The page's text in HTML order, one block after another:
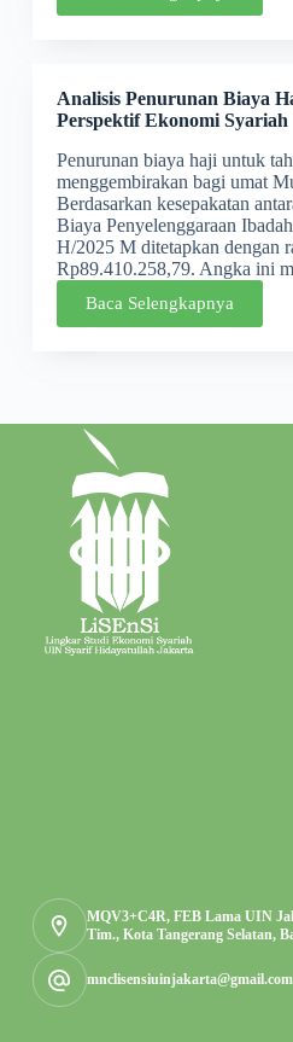
Analisis Penurunan Biaya
Perspektif Ekonomi Syariah
Penurunan biaya haji untuk
menggembirakan bagi umat
Berdasarkan kesepakatan
Biaya Penyelenggaraan
H/2025 M ditetapkan dengan
Rp89.410.258,79. Angka ini
Baca Selengkapnya
MQV3+C4R, FEB Lama UIN
Tim., Kota Tangerang Selatan,
mnclisensiuinjakarta@gmail.com